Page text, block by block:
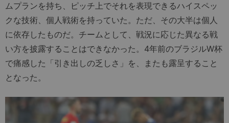
ムプランを持ち、ピッチ上でそれを表現できるハイスペッ
クな技術、個人戦術を持っていた。ただ、その大半は個人
に依存したものだ。チームとして、戦況に応じた異なる戦
い方を披露することはできなかった。4年前のブラジルW杯
で痛感した「引き出しの乏しさ」を、またも露呈すること
となった。